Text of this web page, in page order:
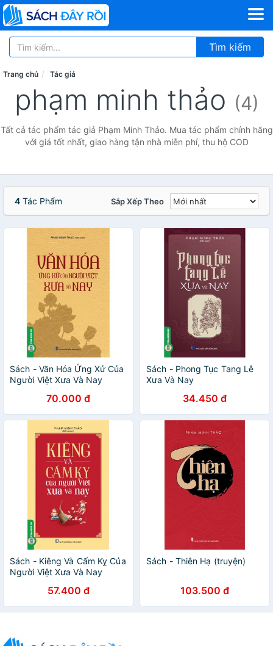
Tìm kiếm
Trang chủ Tác giả
phạm minh thảo (4)
Tất cả tác phẩm tác giả Phạm Minh Thảo. Mua tác phẩm chính hãng
với giá tốt nhất, giao hàng tận nhà miễn phí, thu hộ COD
4 Tác Phẩm Sắp Xếp Theo
Sách - Văn Hóa Ứng Xử Của
Người Việt Xưa Và Nay
70.000 đ
Sách - Phong Tục Tang Lễ
Xưa Và Nay
34.450 đ
Sách - Kiêng Và Cấm Kỵ Của
Người Việt Xưa Và Nay
57.400 đ
Sách - Thiên Hạ (truyện)
103.500 đ